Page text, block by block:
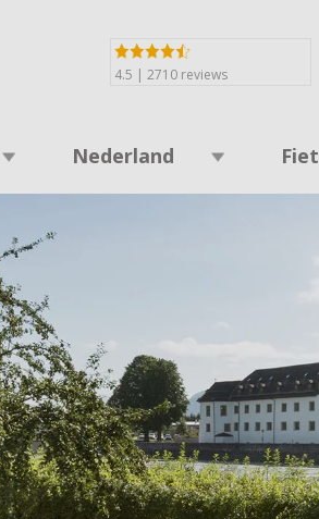
4.5 | 2710 reviews
Nederland